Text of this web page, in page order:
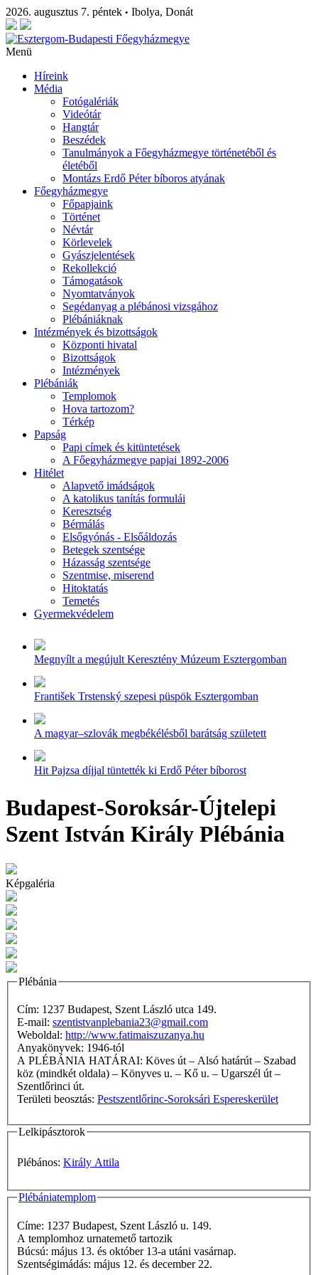
2026. augusztus 7. péntek • Ibolya, Donát
Menü
Híreink
Média
Fotógalériák
Videótár
Hangtár
Beszédek
Tanulmányok a Főegyházmegye történetéből és
életéből
Montázs Erdő Péter bíboros atyának
Főegyházmegye
Főpapjaink
Történet
Névtár
Körlevelek
Gyászjelentések
Rekollekció
Támogatások
Nyomtatványok
Segédanyag a plébánosi vizsgához
Plébániáknak
Intézmények és bizottságok
Központi hivatal
Bizottságok
Intézmények
Plébániák
Templomok
Hova tartozom?
Térkép
Papság
Papi címek és kitüntetések
A Főegyházmegye papjai 1892-2006
Hitélet
Alapvető imádságok
A katolikus tanítás formulái
Keresztség
Bérmálás
Elsőgyónás - Elsőáldozás
Betegek szentsége
Házasság szentsége
Szentmise, miserend
Hitoktatás
Temetés
Gyermekvédelem
Megnyílt a megújult Keresztény Múzeum Esztergomban
František Trstenský szepesi püspök Esztergomban
A magyar–szlovák megbékélésből barátság született
Hit Pajzsa díjjal tüntették ki Erdő Péter bíborost
Budapest-Soroksár-Újtelepi
Szent István Király Plébánia
Képgaléria
Plébánia
Cím: 1237 Budapest, Szent László utca 149.
E-mail: szentistvanplebania23@gmail.com
Weboldal: http://www.fatimaiszuzanya.hu
Anyakönyvek: 1946-tól
A PLÉBÁNIA HATÁRAI: Köves út – Alsó határút – Szabad
köz (mindkét oldala) – Könyves u. – Kő u. – Ugarszél út –
Szentlőrinci út.
Területi beosztás: Pestszentlőrinc-Soroksári Espereskerület
Lelkipásztorok
Plébános: Király Attila
Plébániatemplom
Címe: 1237 Budapest, Szent László u. 149.
A templomhoz urnatemető tartozik
Búcsú: május 13. és október 13-a utáni vasárnap.
Szentségimádás: május 12. és december 22.